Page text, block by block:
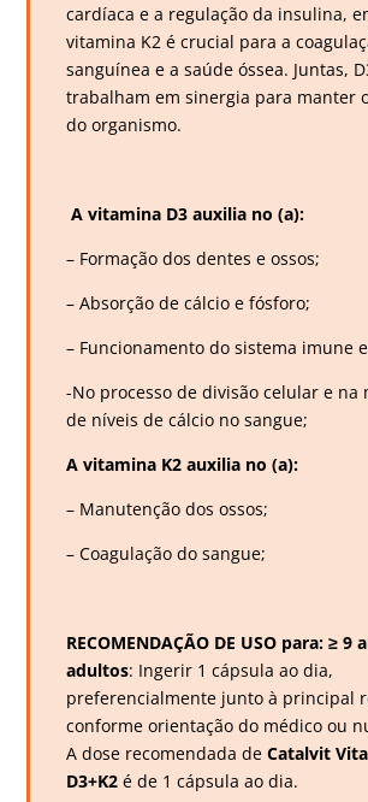
cardíaca e a regulação da insulina,
vitamina K2 é crucial para a
sanguínea e a saúde óssea. Juntas,
trabalham em sinergia para manter
do organismo.
A vitamina D3 auxilia no (a):
– Formação dos dentes e ossos;
– Absorção de cálcio e fósforo;
– Funcionamento do sistema imune
-No processo de divisão celular e na
de níveis de cálcio no sangue;
A vitamina K2 auxilia no (a):
– Manutenção dos ossos;
– Coagulação do sangue;
RECOMENDAÇÃO DE USO para: ≥ 9
adultos: Ingerir 1 cápsula ao dia,
preferencialmente junto à principal
conforme orientação do médico ou
A dose recomendada deCatalvit
D3+K2é de 1 cápsula ao dia.